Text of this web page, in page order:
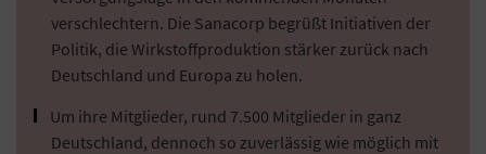
verschlechtern. Die Sanacorp begrüßt Initiativen der
Politik, die Wirkstoffproduktion stärker zurück nach
Deutschland und Europa zu holen.
Um ihre Mitglieder, rund 7.500 Mitglieder in ganz
Deutschland, dennoch so zuverlässig wie möglich mit